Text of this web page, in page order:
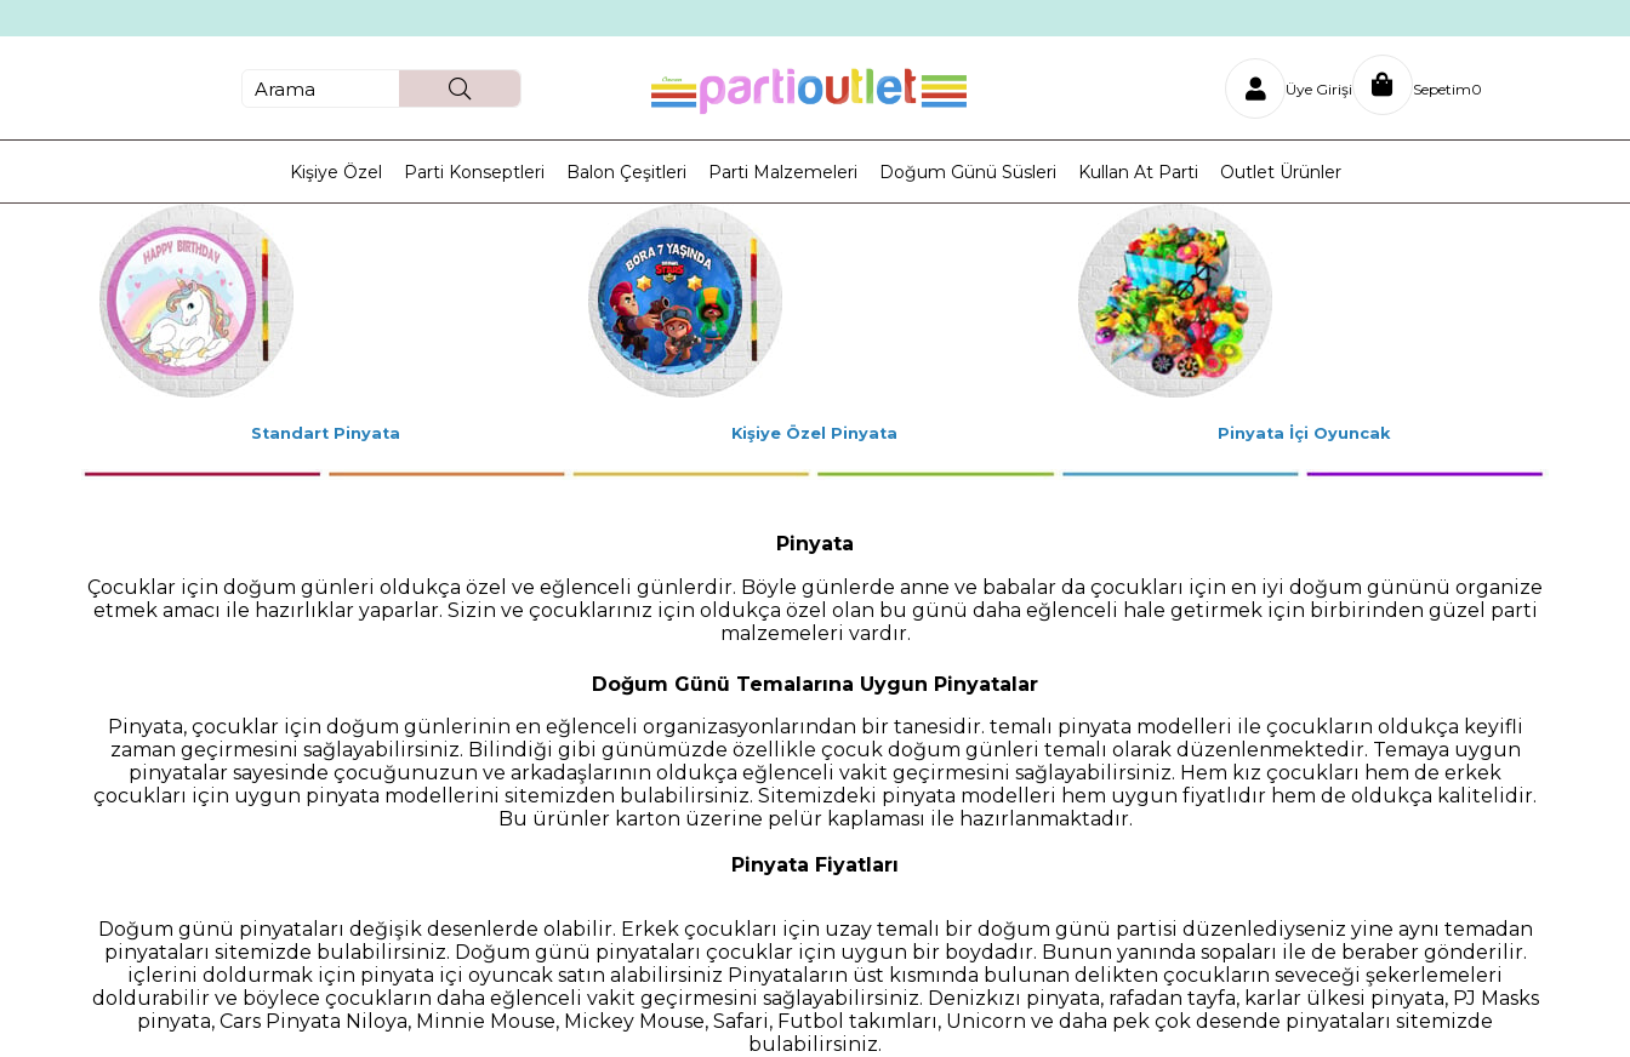
Üye Girişi Sepetim0
Kişiye Özel Parti Konseptleri Balon Çeşitleri Parti Malzemeleri Doğum Günü Süsleri Kullan At Parti Outlet Ürünler
Standart Pinyata Kişiye Özel Pinyata Pinyata İçi Oyuncak
Pinyata
Çocuklar için doğum günleri oldukça özel ve eğlenceli günlerdir. Böyle günlerde anne ve babalar da çocukları için en iyi doğum gününü organize
etmek amacı ile hazırlıklar yaparlar. Sizin ve çocuklarınız için oldukça özel olan bu günü daha eğlenceli hale getirmek için birbirinden güzel parti
malzemeleri vardır.
Doğum Günü Temalarına Uygun Pinyatalar
Pinyata, çocuklar için doğum günlerinin en eğlenceli organizasyonlarından bir tanesidir. temalı pinyata modelleri ile çocukların oldukça keyifli
zaman geçirmesini sağlayabilirsiniz. Bilindiği gibi günümüzde özellikle çocuk doğum günleri temalı olarak düzenlenmektedir. Temaya uygun
pinyatalar sayesinde çocuğunuzun ve arkadaşlarının oldukça eğlenceli vakit geçirmesini sağlayabilirsiniz. Hem kız çocukları hem de erkek
çocukları için uygun pinyata modellerini sitemizden bulabilirsiniz. Sitemizdeki pinyata modelleri hem uygun fiyatlıdır hem de oldukça kalitelidir.
Bu ürünler karton üzerine pelür kaplaması ile hazırlanmaktadır.
Pinyata Fiyatları
Doğum günü pinyataları değişik desenlerde olabilir. Erkek çocukları için uzay temalı bir doğum günü partisi düzenlediyseniz yine aynı temadan
pinyataları sitemizde bulabilirsiniz. Doğum günü pinyataları çocuklar için uygun bir boydadır. Bunun yanında sopaları ile de beraber gönderilir.
içlerini doldurmak için pinyata içi oyuncak satın alabilirsiniz Pinyataların üst kısmında bulunan delikten çocukların seveceği şekerlemeleri
doldurabilir ve böylece çocukların daha eğlenceli vakit geçirmesini sağlayabilirsiniz. Denizkızı pinyata, rafadan tayfa, karlar ülkesi pinyata, PJ Masks
pinyata, Cars Pinyata Niloya, Minnie Mouse, Mickey Mouse, Safari, Futbol takımları, Unicorn ve daha pek çok desende pinyataları sitemizde
bulabilirsiniz.